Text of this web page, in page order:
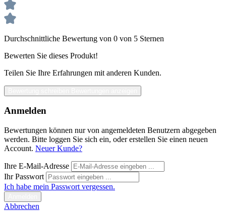
Durchschnittliche Bewertung von 0 von 5 Sternen
Bewerten Sie dieses Produkt!
Teilen Sie Ihre Erfahrungen mit anderen Kunden.
Anmelden
Bewertungen können nur von angemeldeten Benutzern abgegeben
werden. Bitte loggen Sie sich ein, oder erstellen Sie einen neuen
Account. Neuer Kunde?
Ihre E-Mail-Adresse
Ihr Passwort
Ich habe mein Passwort vergessen.
Abbrechen